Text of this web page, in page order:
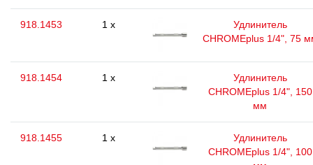
918.1453 1 x
Удлинитель
CHROMEplus 1/4", 75
918.1454 1 x
Удлинитель
CHROMEplus 1/4", 150
мм
918.1455 1 x
Удлинитель
CHROMEplus 1/4", 100